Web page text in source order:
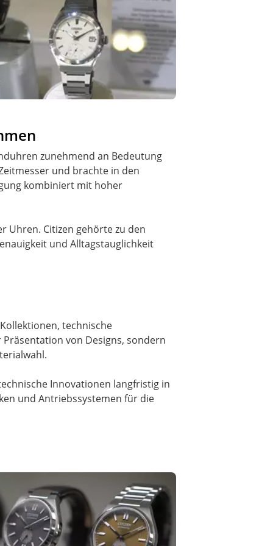
zunehmend an Bedeutung
und brachte in den
kombiniert mit hoher
Uhren. Citizen gehörte zu den
und Alltagstauglichkeit
technische
von Designs, sondern
Innovationen langfristig in
und Antriebssystemen für die